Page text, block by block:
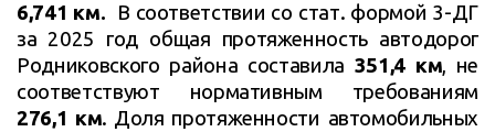
6,741 км. В соответствии со стат. формой 3-ДГ
за 2025 год общая протяженность автодорог
Родниковского района составила 351,4 км, не
соответствуют нормативным требованиям
276,1 км. Доля протяженности автомобильных